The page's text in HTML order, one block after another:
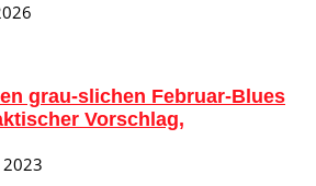
grau-slichen Februar-Blues
Vorschlag,